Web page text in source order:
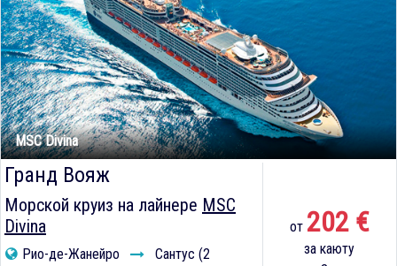
MSC Divina
Гранд Вояж
Морской круиз на лайнере MSC
Divina
Рио-де-Жанейро
Сантус (2
от 202 €
за каюту